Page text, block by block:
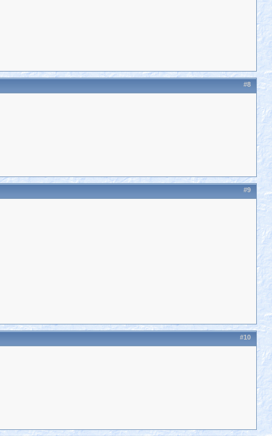
#8
#9
#10